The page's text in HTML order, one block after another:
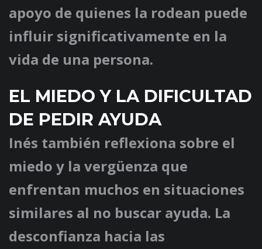
apoyo de quienes la rodean puede
influir significativamente en la
vida de una persona.
EL MIEDO Y LA DIFICULTAD
DE PEDIR AYUDA
Inés también reflexiona sobre el
miedo y la vergüenza que
enfrentan muchos en situaciones
similares al no buscar ayuda. La
desconfianza hacia las